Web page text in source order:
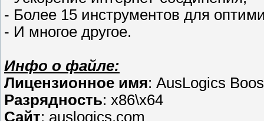
- Более 15 инструментов для
- И многое другое.
Инфо о файле:
Лицензионное имя: AusLogics
Разрядность: x86\x64
Сайт: auslogics.com